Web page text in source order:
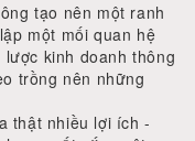
tạo nên một ranh
một mối quan hệ
kinh doanh thông
trồng nên những
thật nhiều lợi ích -